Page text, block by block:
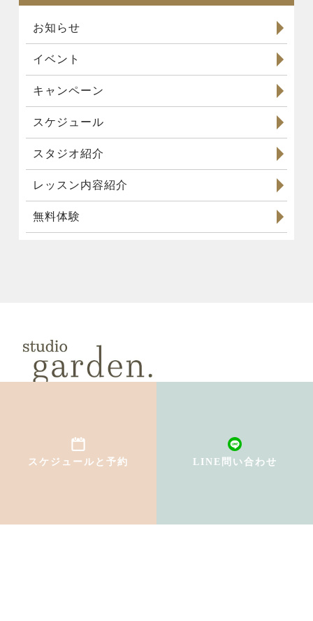
スケジュールと予約 LINE問い合わせ
お知らせ
イベント
キャンペーン
スケジュール
スタジオ紹介
レッスン内容紹介
無料体験